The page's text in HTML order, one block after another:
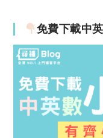
免費下載中